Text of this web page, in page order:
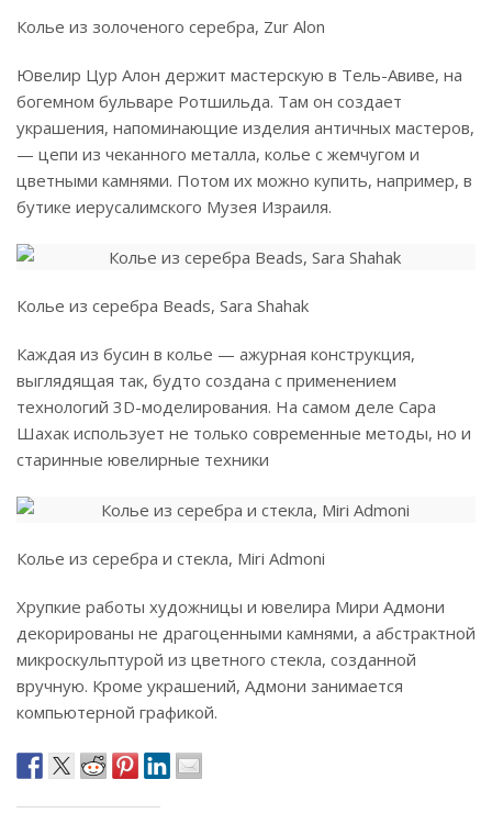
Колье из золоченого серебра, Zur Alon
Ювелир Цур Алон держит мастерскую в Тель-Авиве, на
богемном бульваре Ротшильда. Там он создает
украшения, напоминающие изделия античных мастеров,
— цепи из чеканного металла, колье с жемчугом и
цветными камнями. Потом их можно купить, например, в
бутике иерусалимского Музея Израиля.
Колье из серебра Beads, Sara Shahak
Каждая из бусин в колье — ажурная конструкция,
выглядящая так, будто создана с применением
технологий 3D-моделирования. На самом деле Сара
Шахак использует не только современные методы, но и
старинные ювелирные техники
Колье из серебра и стекла, Miri Admoni
Хрупкие работы художницы и ювелира Мири Адмони
декорированы не драгоценными камнями, а абстрактной
микроскульптурой из цветного стекла, созданной
вручную. Кроме украшений, Адмони занимается
компьютерной графикой.